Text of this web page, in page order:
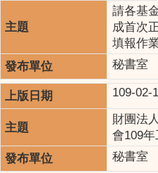
請各基
成首次
填報作業
秘書室
109-02-
財團法
會109
秘書室